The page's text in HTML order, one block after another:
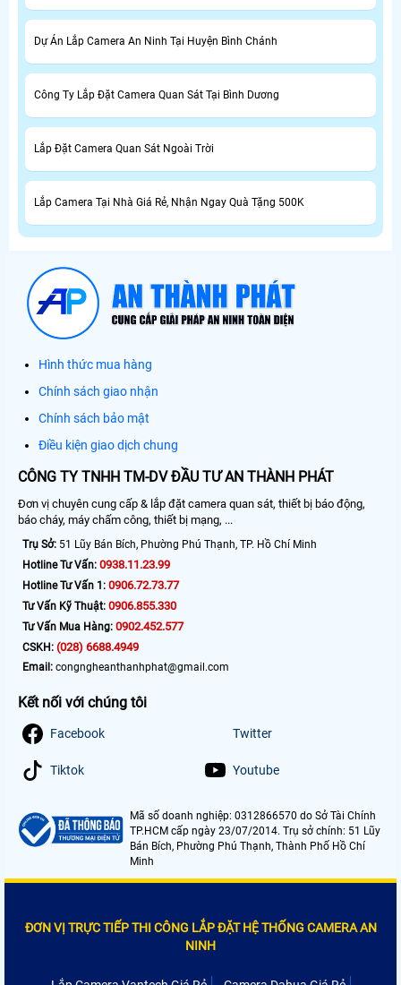
Dự Án Lắp Camera An Ninh Tại Huyện Bình Chánh
Công Ty Lắp Đặt Camera Quan Sát Tại Bình Dương
Lắp Đặt Camera Quan Sát Ngoài Trời
Lắp Camera Tại Nhà Giá Rẻ, Nhận Ngay Quà Tặng 500K
Hình thức mua hàng
Chính sách giao nhận
Chính sách bảo mật
Điều kiện giao dịch chung
CÔNG TY TNHH TM-DV ĐẦU TƯ AN THÀNH PHÁT
Đơn vị chuyên cung cấp & lắp đặt camera quan sát, thiết bị báo động,
báo cháy, máy chấm công, thiết bị mạng, ...
Trụ Sở: 51 Lũy Bán Bích, Phường Phú Thạnh, TP. Hồ Chí Minh
Hotline Tư Vấn: 0938.11.23.99
Hotline Tư Vấn 1: 0906.72.73.77
Tư Vấn Kỹ Thuật: 0906.855.330
Tư Vấn Mua Hàng: 0902.452.577
CSKH: (028) 6688.4949
Email: congngheanthanhphat@gmail.com
Kết nối với chúng tôi
Facebook Twitter
Tiktok Youtube
Mã số doanh nghiệp: 0312866570 do Sở Tài Chính
TP.HCM cấp ngày 23/07/2014. Trụ sở chính: 51 Lũy
Bán Bích, Phường Phú Thạnh, Thành Phố Hồ Chí
Minh
ĐƠN VỊ TRỰC TIẾP THI CÔNG LẮP ĐẶT HỆ THỐNG CAMERA AN
NINH